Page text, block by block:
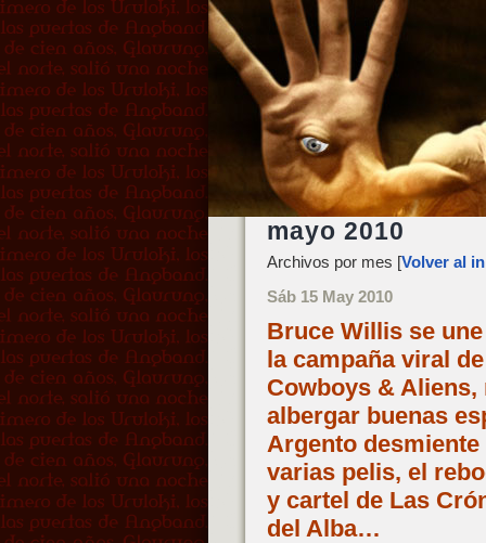
mayo 2010
Archivos por mes [Volver al
Sáb 15 May 2010
Bruce Willis se
la campaña viral
Cowboys & Aliens,
albergar buenas
Argento desmiente
varias pelis, el
y cartel de Las
del Alba…